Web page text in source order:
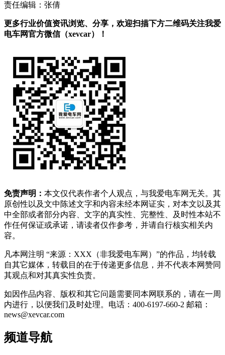
责任编辑：张倩
更多行业价值资讯浏览、分享，欢迎扫描下方二维码关注我爱
电车网官方微信（xevcar）！
免责声明： 本文仅代表作者个人观点，与我爱电车网无关。其
原创性以及文中陈述文字和内容未经本网证实，对本文以及其
中全部或者部分内容、文字的真实性、完整性、及时性本站不
作任何保证或承诺，请读者仅作参考，并请自行核实相关内
容。
凡本网注明 “来源：XXX（非我爱电车网）”的作品，均转载
自其它媒体，转载目的在于传递更多信息，并不代表本网赞同
其观点和对其真实性负责。
如因作品内容、版权和其它问题需要同本网联系的，请在一周
内进行，以便我们及时处理。电话：400-6197-660-2 邮箱：
news@xevcar.com
频道导航